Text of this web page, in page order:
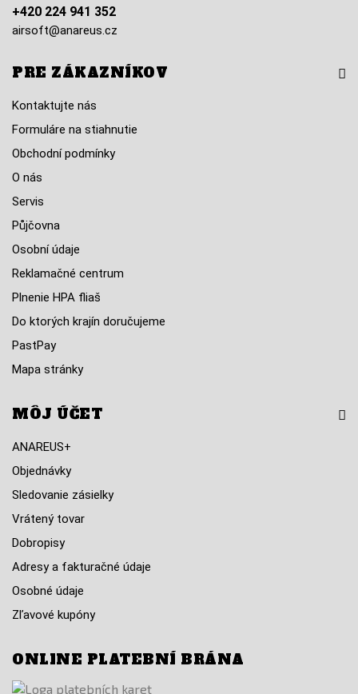
+420 224 941 352
airsoft@anareus.cz
PRE ZÁKAZNÍKOV
Kontaktujte nás
Formuláre na stiahnutie
Obchodní podmínky
O nás
Servis
Půjčovna
Osobní údaje
Reklamačné centrum
Plnenie HPA fliaš
Do ktorých krajín doručujeme
PastPay
Mapa stránky
MÔJ ÚČET
ANAREUS+
Objednávky
Sledovanie zásielky
Vrátený tovar
Dobropisy
Adresy a fakturačné údaje
Osobné údaje
Zľavové kupóny
ONLINE PLATEBNÍ BRÁNA